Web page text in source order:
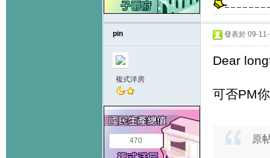
pin
複式洋房
470
發表於 09-
Dear
可否PM
原